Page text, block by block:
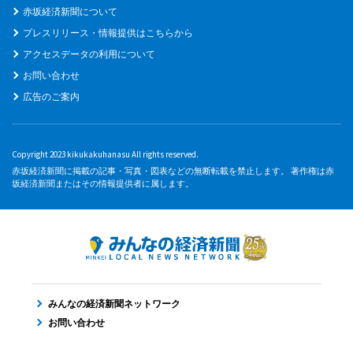
赤坂経済新聞について
プレスリリース・情報提供はこちらから
アクセスデータの利用について
お問い合わせ
広告のご案内
Copyright 2023 kikukakuhanasu All rights reserved.
赤坂経済新聞に掲載の記事・写真・図表などの無断転載を禁止します。 著作権は赤
坂経済新聞またはその情報提供者に属します。
みんなの経済新聞ネットワーク
お問い合わせ